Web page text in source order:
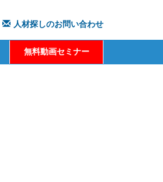
人材探しのお問い合わせ
無料動画セミナー